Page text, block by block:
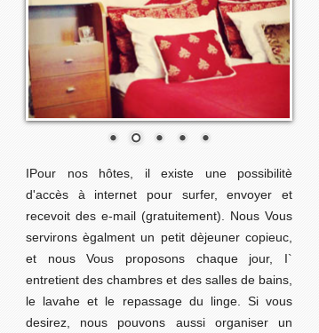
IPour nos hôtes, il existe une possibilitè
d'accès à internet pour surfer, envoyer et
recevoit des e-mail (gratuitement). Nous Vous
servirons ègalment un petit dèjeuner copieuc,
et nous Vous proposons chaque jour, I`
entretient des chambres et des salles de bains,
le lavahe et le repassage du linge. Si vous
desirez, nous pouvons aussi organiser un